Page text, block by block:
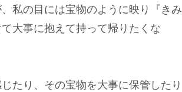
私の目には宝物のように映り『きみ
大事に抱えて持って帰りたくな
たり、その宝物を大事に保管したり